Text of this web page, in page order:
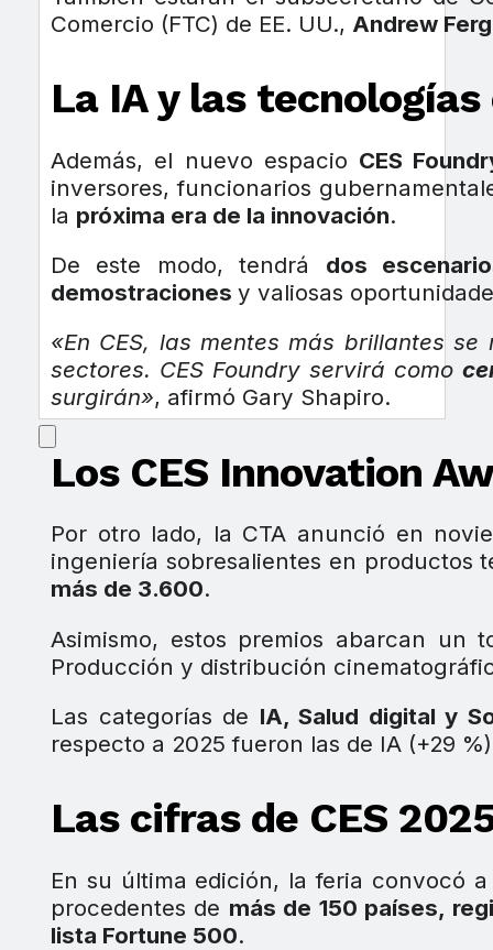
Comercio (FTC) de EE. UU., Andrew
La IA y las
Además, el nuevo espacio CES
inversores, funcionarios
la próxima era de la innovación.
De este modo, tendrá dos
demostraciones y valiosas
«En CES, las mentes más brillantes
sectores. CES Foundry servirá como
surgirán», afirmó Gary Shapiro.
Los CES Innovation
Por otro lado, la CTA anunció en
ingeniería sobresalientes en productos
más de 3.600.
Asimismo, estos premios abarcan un
Producción y distribución
Las categorías de IA, Salud digital y
respecto a 2025 fueron las de IA (+29
Las cifras de CES
En su última edición, la feria convocó
procedentes de más de 150 países,
lista Fortune 500.